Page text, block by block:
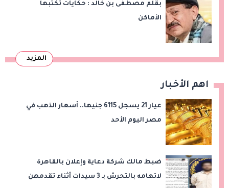
بقلم مصطفى بن خالد : حكايات تكتبها
الأماكن
المزيد
اهم الأخبار
عيار 21 يسجل 6115 جنيها.. أسعار الذهب في
مصر اليوم الأحد
ضبط مالك شركة دعاية وإعلان بالقاهرة
لاتهامه بالتحرش بـ 3 سيدات أثناء تقدمهن